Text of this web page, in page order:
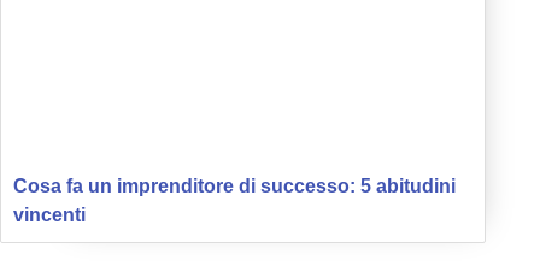
Cosa fa un imprenditore di successo: 5 abitudini
vincenti